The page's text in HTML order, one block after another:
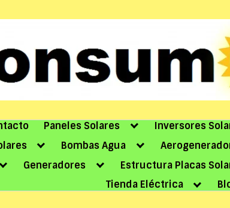
Paneles Solares
Inversores
Bombas Agua
Generadores
Estructura Placas
Tienda Eléctrica